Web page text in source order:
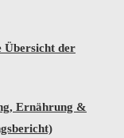
Übersicht der
Ernährung &